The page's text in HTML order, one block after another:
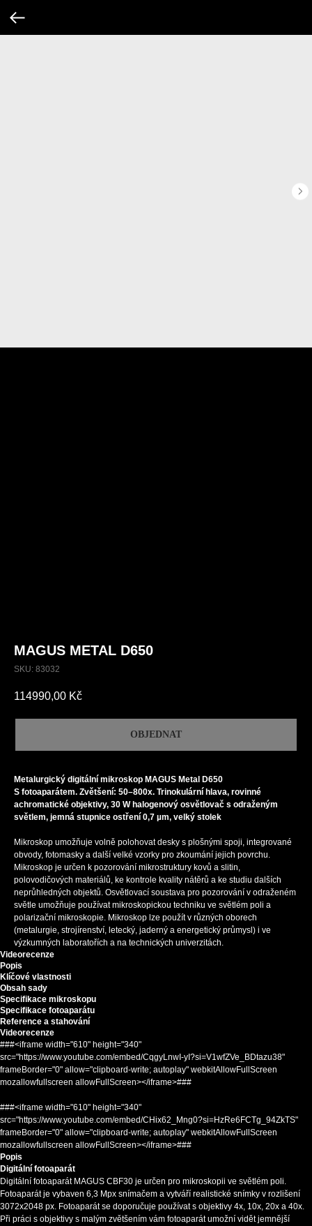
MAGUS METAL D650
SKU: 83032
114990,00 Kč
OBJEDNAT
Metalurgický digitální mikroskop MAGUS Metal D650
S fotoaparátem. Zvětšení: 50–800х. Trinokulární hlava, rovinné
achromatické objektivy, 30 W halogenový osvětlovač s odraženým
světlem, jemná stupnice ostření 0,7 µm, velký stolek
Mikroskop umožňuje volně polohovat desky s plošnými spoji, integrované
obvody, fotomasky a další velké vzorky pro zkoumání jejich povrchu.
Mikroskop je určen k pozorování mikrostruktury kovů a slitin,
polovodičových materiálů, ke kontrole kvality nátěrů a ke studiu dalších
neprůhledných objektů. Osvětlovací soustava pro pozorování v odraženém
světle umožňuje používat mikroskopickou techniku ve světlém poli a
polarizační mikroskopie. Mikroskop lze použít v různých oborech
(metalurgie, strojírenství, letecký, jaderný a energetický průmysl) i ve
výzkumných laboratořích a na technických univerzitách.
Videorecenze
Popis
Klíčové vlastnosti
Obsah sady
Specifikace mikroskopu
Specifikace fotoaparátu
Reference a stahování
Videorecenze
###<iframe width="610" height="340"
src="https://www.youtube.com/embed/CqgyLnwI-yI?si=V1wfZVe_BDtazu38"
frameBorder="0" allow="clipboard-write; autoplay" webkitAllowFullScreen
mozallowfullscreen allowFullScreen></iframe>###
###<iframe width="610" height="340"
src="https://www.youtube.com/embed/CHix62_Mng0?si=HzRe6FCTg_94ZkTS"
frameBorder="0" allow="clipboard-write; autoplay" webkitAllowFullScreen
mozallowfullscreen allowFullScreen></iframe>###
Popis
Digitální fotoaparát
Digitální fotoaparát MAGUS CBF30 je určen pro mikroskopii ve světlém poli.
Fotoaparát je vybaven 6,3 Mpx snímačem a vytváří realistické snímky v rozlišení
3072x2048 px. Fotoaparát se doporučuje používat s objektivy 4x, 10x, 20x a 40x.
Při práci s objektivy s malým zvětšením vám fotoaparát umožní vidět jemnější